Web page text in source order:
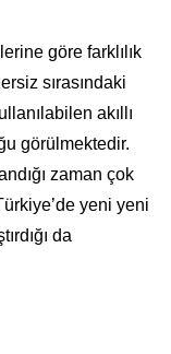
göre farklılık
sırasındaki
akıllı
görülmektedir.
zaman çok
yeni yeni
da